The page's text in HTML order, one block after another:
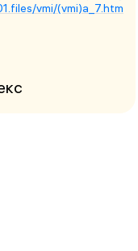
vmi/(vmi)a_7.htm